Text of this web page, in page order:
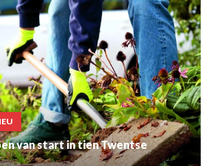
van start in tien Twentse